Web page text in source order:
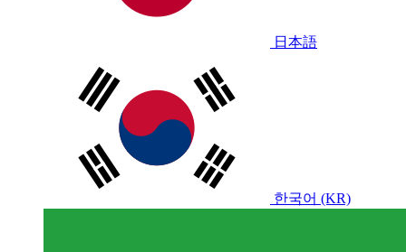
日本語
한국어 (KR)